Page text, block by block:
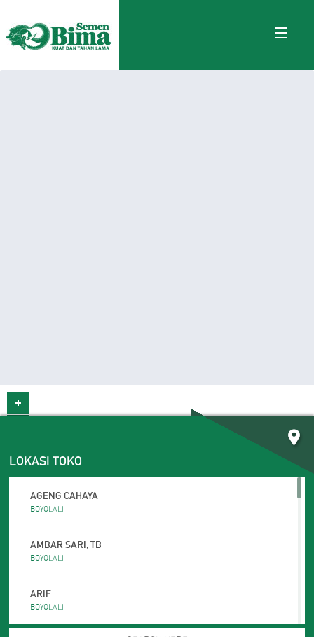
LOKASI TOKO
AGENG CAHAYA
BOYOLALI
AMBAR SARI, TB
BOYOLALI
ARIF
BOYOLALI